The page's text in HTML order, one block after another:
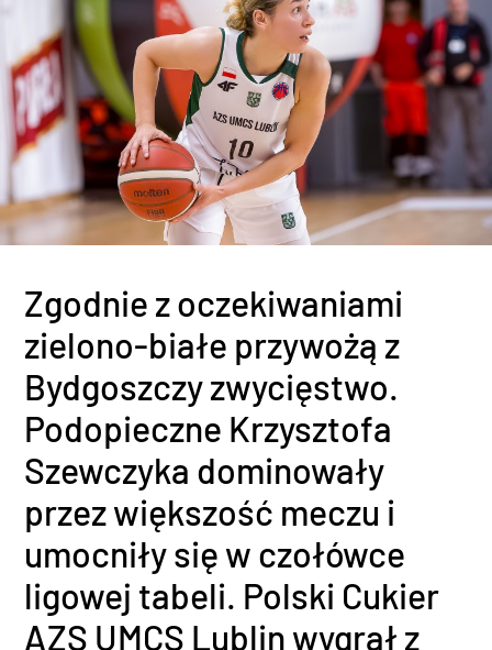
Zgodnie z oczekiwaniami
zielono-białe przywożą z
Bydgoszczy zwycięstwo.
Podopieczne Krzysztofa
Szewczyka dominowały
przez większość meczu i
umocniły się w czołówce
ligowej tabeli. Polski Cukier
AZS UMCS Lublin wygrał z